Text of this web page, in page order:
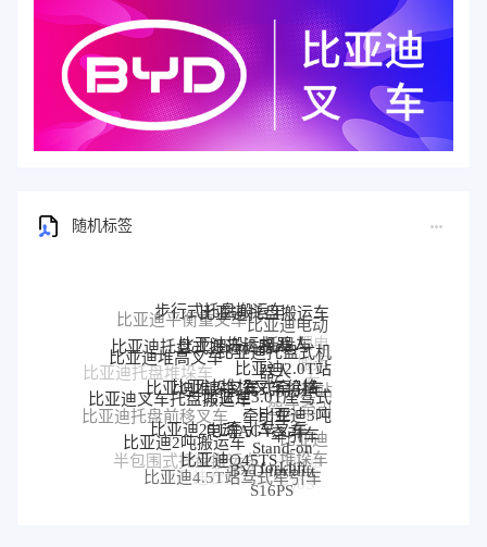
随机标签
比亚迪平衡重叉车
步行式托盘搬运车
比亚迪托盘搬运车
比亚迪电动
托盘车
比亚迪托盘堆垛车
比亚迪堆高叉车
比亚迪托盘式搬运机器人
比亚迪搬运机器人
比亚迪托盘式机
器人
比亚迪2.0T站
驾式牵引车
比亚迪站
驾式牵引
车
比亚迪前移叉车
比亚迪托盘前移叉车
比亚迪叉车托盘搬运车
比亚迪堆垛叉车
比亚迪堆垛叉车价格
比亚迪3.0T座驾式
牵引车
比亚迪3吨
牵引车
比亚迪
堆垛车
比亚迪
P30S
比亚迪站驾式托盘搬运
车
比亚迪仓储叉车
半包围式托盘搬运车
比亚迪2吨搬运车
比亚迪25T牵引车
电动AGV叉车
Stand-on
forklift
BYD forklift
S16PS
比亚迪4.5T站驾式牵引车
比亚迪Q45TS